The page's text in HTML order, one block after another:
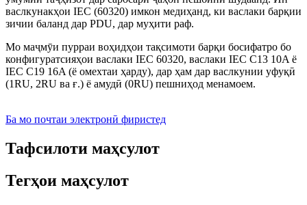
васлкунакҳои IEC (60320) имкон медиҳанд, ки васлаки барқии
зичии баланд дар PDU, дар муҳити раф.
Мо маҷмӯи пурраи воҳидҳои тақсимоти барқи босифатро бо
конфигуратсияҳои васлаки IEC 60320, васлаки IEC C13 10A ё
IEC C19 16A (ё омехтаи ҳарду), дар ҳам дар васлкунии уфуқӣ
(1RU, 2RU ва ғ.) ё амудӣ (0RU) пешниҳод менамоем.
Ба мо почтаи электронӣ фиристед
Тафсилоти маҳсулот
Тегҳои маҳсулот